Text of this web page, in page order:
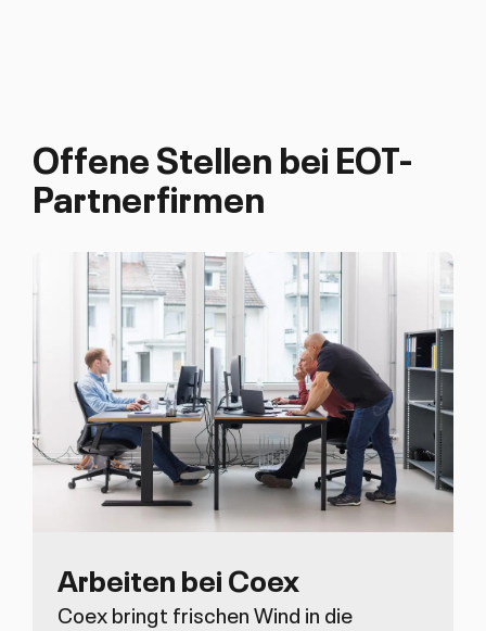
Offene Stellen bei EOT-
Partnerfirmen
Arbeiten bei Coex
Coex bringt frischen Wind in die